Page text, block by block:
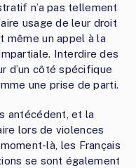
n’a pas tellement
usage de leur droit
même un appel à la
Interdire des
d’un côté spécifique
une prise de parti.
antécédent, et la
lors de violences
là, les Français
se sont également